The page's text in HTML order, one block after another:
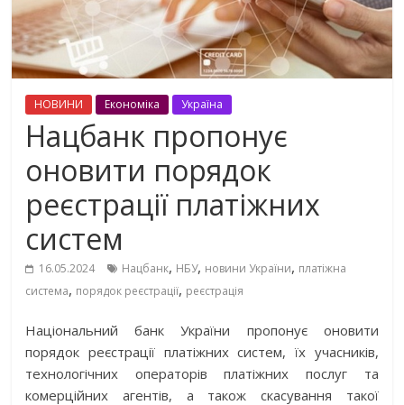
НОВИНИ Економіка Україна
Нацбанк пропонує
оновити порядок
реєстрації платіжних
систем
16.05.2024 Нацбанк, НБУ, новини України, платіжна
система, порядок реєстрації, реєстрація
Національний банк України пропонує оновити
порядок реєстрації платіжних систем, їх учасників,
технологічних операторів платіжних послуг та
комерційних агентів, а також скасування такої